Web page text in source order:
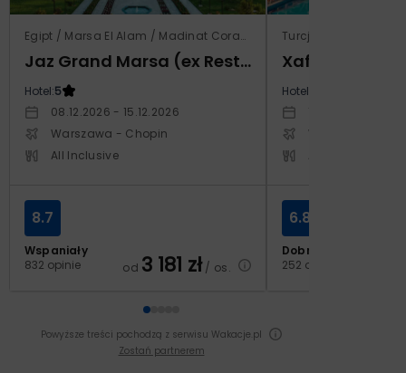
Egipt / Marsa El Alam / Madinat Coraya
Jaz Grand Marsa (ex Resta Grand Resort)
Hotel:5
08.12.2026 - 15.12.2026
Warszawa - Chopin
All Inclusive
Wspaniały
832 opinie
8.7
od 3 181 zł/ os.
Turcja / Riwiera
Xafira Deluxe
Hotel:
Warszawa -
Dobry
252 opinie
6.8
Powyższe treści pochodzą z serwisu Wakacje.pl
Zostań partnerem